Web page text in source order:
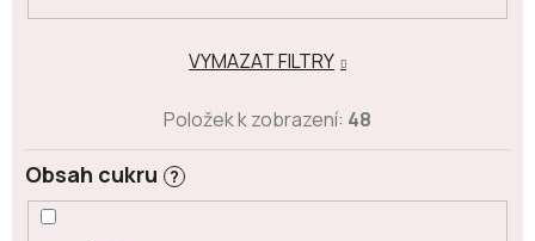
Obsah cukru ?
VYMAZAT FILTRY
Položek k zobrazení: 48